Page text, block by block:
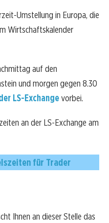
Umstellung in Europa, die
Wirtschaftskalender
auf den
und morgen gegen 8.30
LS-Exchangevorbei.
an der LS-Exchange am
für Trader
Ihnen an dieser Stelle das